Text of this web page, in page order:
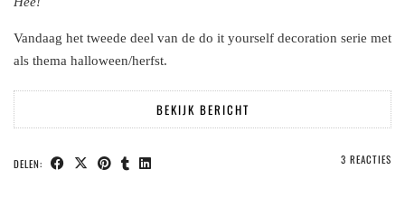
Vandaag het tweede deel van de do it yourself decoration serie met
als thema halloween/herfst.
BEKIJK BERICHT
DELEN: 3 REACTIES